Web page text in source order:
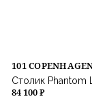
101
Столик Phantom
84 100 ₽